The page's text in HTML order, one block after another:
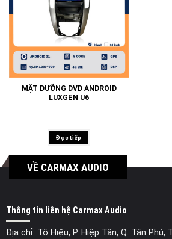
MẶT DƯỠNG DVD ANDROID
LUXGEN U6
Đọc tiếp
VỀ CARMAX AUDIO
Thông tin liên hệ Carmax Audio
Địa chỉ: Tô Hiệu, P. Hiệp Tân, Q. Tân Phú,